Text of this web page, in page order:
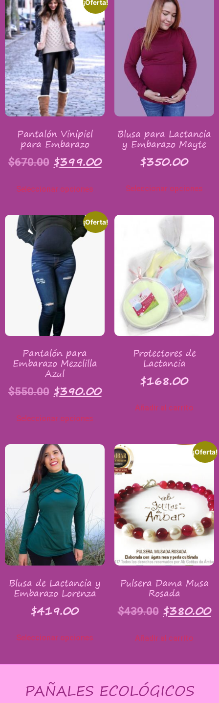
¡Oferta!
Pantalón Vinipiel
para Embarazo
$670.00 $399.00
Seleccionar opciones
Blusa para Lactancia
y Embarazo Mayte
$350.00
Seleccionar opciones
¡Oferta!
Pantalón para
Embarazo Mezclilla
Azul
$550.00 $390.00
Seleccionar opciones
Protectores de
Lactancia
$168.00
Añadir al carrito
Blusa de Lactancia y
Embarazo Lorenza
$419.00
Seleccionar opciones
¡Oferta!
Pulsera Dama Musa
Rosada
$439.00 $380.00
Añadir al carrito
PAÑALES ECOLÓGICOS